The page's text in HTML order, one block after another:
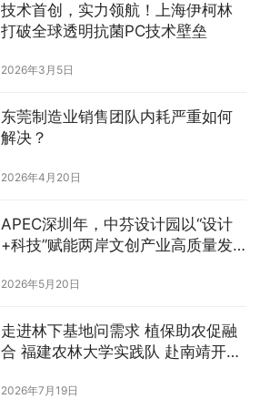
技术首创，实力领航！上海伊柯林
打破全球透明抗菌PC技术壁垒
2026年3月5日
东莞制造业销售团队内耗严重如何
解决？
2026年4月20日
APEC深圳年，中芬设计园以“设计
+科技”赋能两岸文创产业高质量发
2026年5月20日
走进林下基地问需求 植保助农促融
合 福建农林大学实践队 赴南靖开展
2026年7月19日